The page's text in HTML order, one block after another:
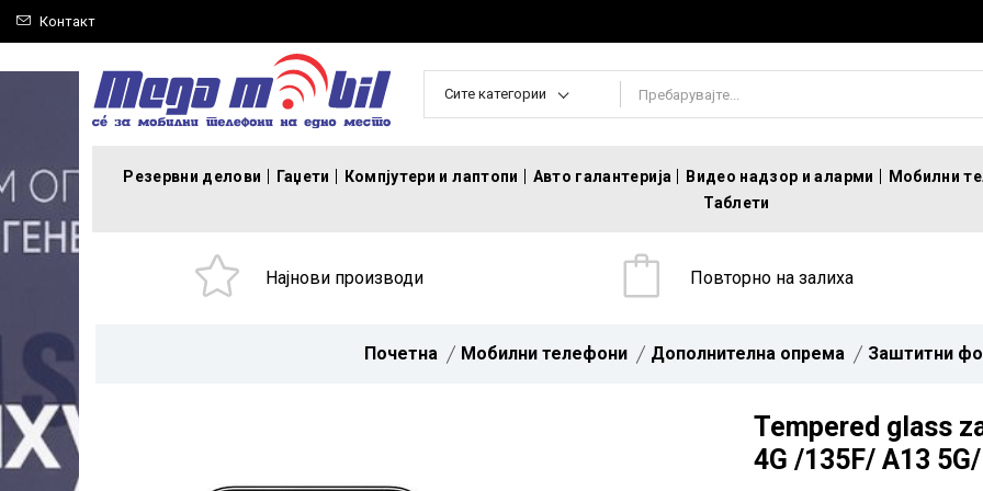
Контакт
Сите категории
Резервни делови Гаџети Компјутери и лаптопи Авто галантерија Видео надзор и аларми Мобилни
Таблети
Најнови производи Повторно на залиха
Почетна Мобилни телефони Дополнителна опрема Заштитни
Tempered glass
4G /135F/ A13